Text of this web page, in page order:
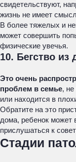
свидетельствуют,
жизнь не имеет
В более тяжелых и
может совершить
физические увечья.
10. Бегство из
Это очень
проблем в семье,
или находится в
Обратите на это
дома, ребенок может
прислушаться к
Стадии